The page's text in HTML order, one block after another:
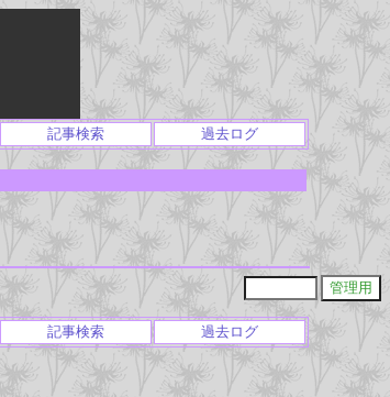
記事検索 過去ログ
記事検索 過去ログ